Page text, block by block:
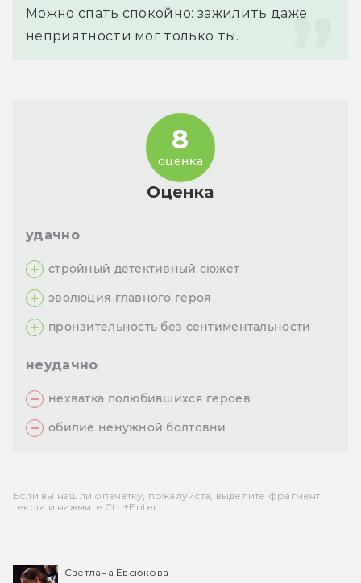
Можно спать спокойно: зажилить даже
неприятности мог только ты.
Оценка
8
оценка
удачно
стройный детективный сюжет
эволюция главного героя
пронзительность без сентиментальности
неудачно
нехватка полюбившихся героев
обилие ненужной болтовни
Если вы нашли опечатку, пожалуйста, выделите фрагмент
текста и нажмите Ctrl+Enter.
Светлана Евсюкова